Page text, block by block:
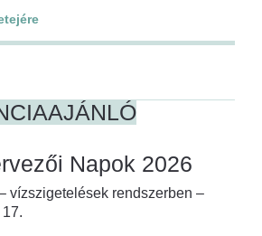
Napok 2026
vízszigetelések rendszerben –